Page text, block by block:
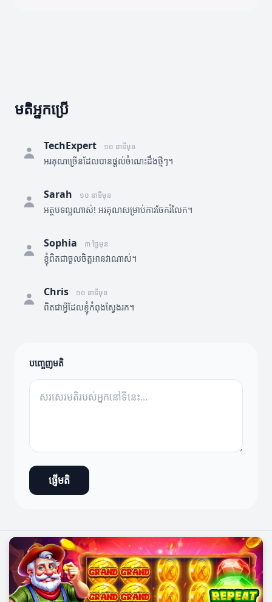
មតិអ្នកប្រើ
TechExpert ១០ នាទីមុន
អរគុណច្រើនដែលបានផ្តល់ចំណេះដឹងថ្មីៗ។
Sarah ១០ នាទីមុន
អត្ថបទល្អណាស់! អរគុណសម្រាប់ការចែករំលែក។
Sophia ៣ ថ្ងៃមុន
ខ្ញុំពិតជាចូលចិត្តអានវាណាស់។
Chris ១០ នាទីមុន
ពិតជាអ្វីដែលខ្ញុំកំពុងស្វែងរក។
បញ្ចេញមតិ
ផ្ញើមតិ